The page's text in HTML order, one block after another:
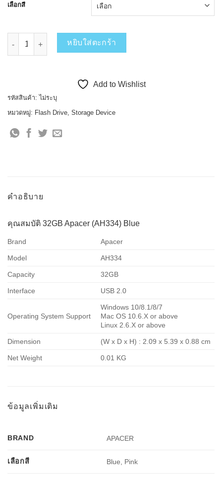
เลือกสี
จำนวน Apacer 32GB/AH334 HANDY DRIVE ชิ้น
หยิบใส่ตะกร้า
Add to Wishlist
รหัสสินค้า:ไม่ระบุ
หมวดหมู่: Flash Drive, Storage Device
คำอธิบาย
คุณสมบัติ 32GB Apacer (AH334) Blue
Brand Apacer
Model AH334
Capacity 32GB
Interface USB 2.0
Operating System Support
Windows 10/8.1/8/7
Mac OS 10.6.X or above
Linux 2.6.X or above
Dimension (W x D x H) : 2.09 x 5.39 x 0.88 cm
Net Weight 0.01 KG
ข้อมูลเพิ่มเติม
BRAND APACER
เลือกสี Blue, Pink